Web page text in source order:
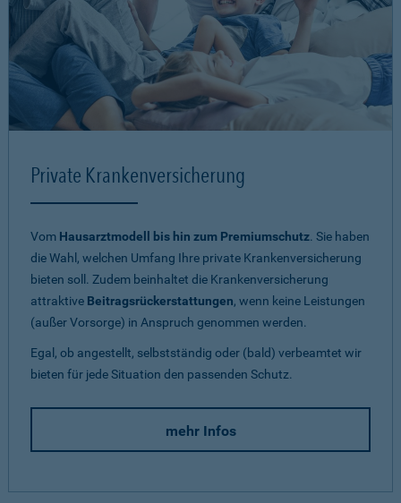
Private Krankenversicherung
Vom Hausarztmodell bis hin zum Premiumschutz. Sie haben
die Wahl, welchen Umfang Ihre private Krankenversicherung
bieten soll. Zudem beinhaltet die Krankenversicherung
attraktive Beitragsrückerstattungen, wenn keine Leistungen
(außer Vorsorge) in Anspruch genommen werden.
Egal, ob angestellt, selbstständig oder (bald) verbeamtet wir
bieten für jede Situation den passenden Schutz.
mehr Infos